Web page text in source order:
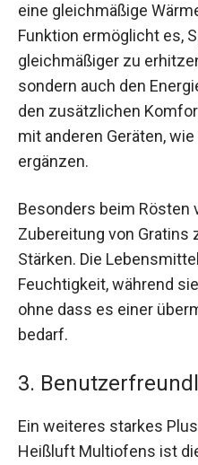
eine gleichmäßige
Funktion ermöglicht es,
gleichmäßiger zu
sondern auch den
den zusätzlichen
mit anderen Geräten,
ergänzen.
Besonders beim Rösten
Zubereitung von Gratins
Stärken. Die
Feuchtigkeit, während
ohne dass es einer
bedarf.
3.
Ein weiteres starkes
Heißluft Multiofens ist